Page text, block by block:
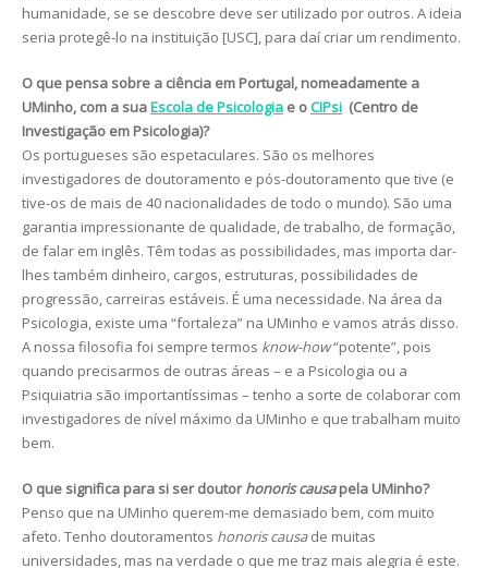
humanidade, se se descobre deve ser utilizado por outros. A ideia
seria protegê-lo na instituição [USC], para daí criar um rendimento.
O que pensa sobre a ciência em Portugal, nomeadamente a
UMinho, com a suaEscola de Psicologia e oCIPsi (Centro de
Investigação em Psicologia)?
Os portugueses são espetaculares. São os melhores
investigadores de doutoramento e pós-doutoramento que tive (e
tive-os de mais de 40 nacionalidades de todo o mundo). São uma
garantia impressionante de qualidade, de trabalho, de formação,
de falar em inglês. Têm todas as possibilidades, mas importa dar-
lhes também dinheiro, cargos, estruturas, possibilidades de
progressão, carreiras estáveis. É uma necessidade. Na área da
Psicologia, existe uma “fortaleza” na UMinho e vamos atrás disso.
A nossa filosofia foi sempre termos know-how“potente”, pois
quando precisarmos de outras áreas – e a Psicologia ou a
Psiquiatria são importantíssimas – tenho a sorte de colaborar com
investigadores de nível máximo da UMinho e que trabalham muito
bem.
O que significa para si ser doutorhonoris causapela UMinho?
Penso que na UMinho querem-me demasiado bem, com muito
afeto. Tenho doutoramentos honoris causade muitas
universidades, mas na verdade o que me traz mais alegria é este.